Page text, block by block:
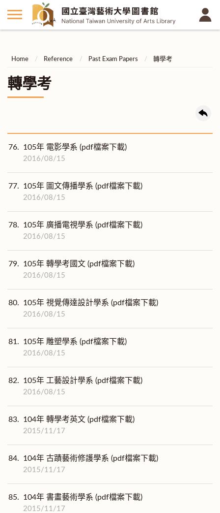
Home Reference Past Exam Papers 轉學考
轉學考
76. 105年 電影學系 (pdf檔案下載)
2016/08/15
77. 105年 圖文傳播學系 (pdf檔案下載)
2016/08/15
78. 105年 廣播電視學系 (pdf檔案下載)
2016/08/15
79. 105年 轉學考國文 (pdf檔案下載)
2016/08/15
80. 105年 視覺傳達設計學系 (pdf檔案下載)
2016/08/15
81. 105年 雕塑學系 (pdf檔案下載)
2016/08/15
82. 105年 工藝設計學系 (pdf檔案下載)
2016/08/15
83. 104年 轉學考英文 (pdf檔案下載)
2015/11/17
84. 104年 古蹟藝術修護學系 (pdf檔案下載)
2015/11/17
85. 104年 書畫藝術學系 (pdf檔案下載)
2015/11/17